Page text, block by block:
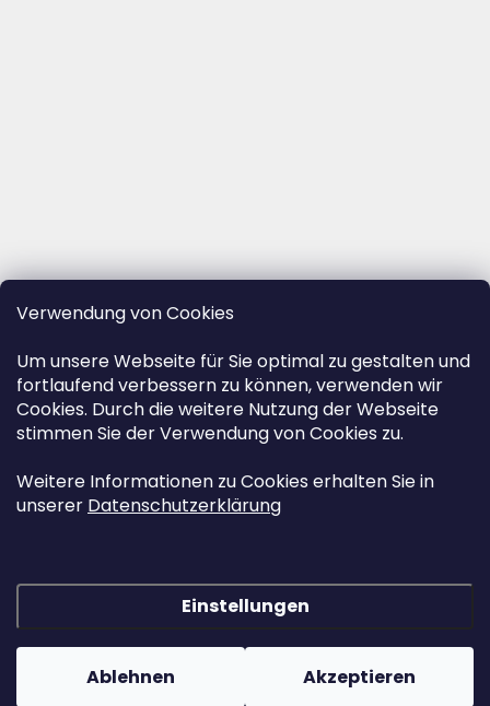
Verwendung von Cookies
Um unsere Webseite für Sie optimal zu gestalten und
fortlaufend verbessern zu können, verwenden wir
Cookies. Durch die weitere Nutzung der Webseite
stimmen Sie der Verwendung von Cookies zu.
Weitere Informationen zu Cookies erhalten Sie in
unserer Datenschutzerklärung
Einstellungen
Ablehnen Akzeptieren
Copyright 2026www.herz-urnen.de . Alle Rechte vorbehalten.